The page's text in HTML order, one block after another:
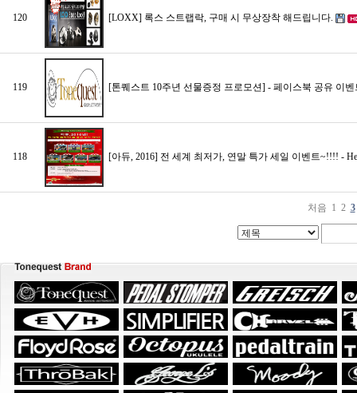
120 [LOXX] 록스 스트랩락, 구매 시 무상장착 해드립니다.
119 [톤퀘스트 10주년 선물증정 프로모션] - 페이스북 공유 이
118 [아듀, 2016] 전 세계 최저가, 연말 특가 세일 이벤트~!!!! -
처음 1 2 3